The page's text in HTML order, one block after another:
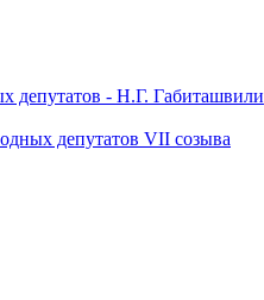
депутатов - Н.Г. Габиташвили
депутатов VII созыва